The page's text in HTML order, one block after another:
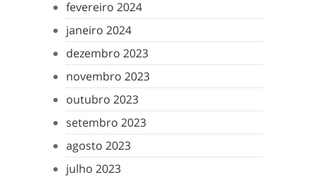
fevereiro 2024
janeiro 2024
dezembro 2023
novembro 2023
outubro 2023
setembro 2023
agosto 2023
julho 2023